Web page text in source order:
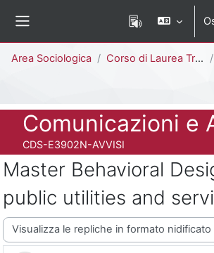
Area Sociologica Corso di Laurea Triennale
Titolo del corso
Comunicazioni e
Codice identificativo del corso
CDS-E3902N-AVVISI
Master Behavioral
public utilities and
Modalità visualizzazione